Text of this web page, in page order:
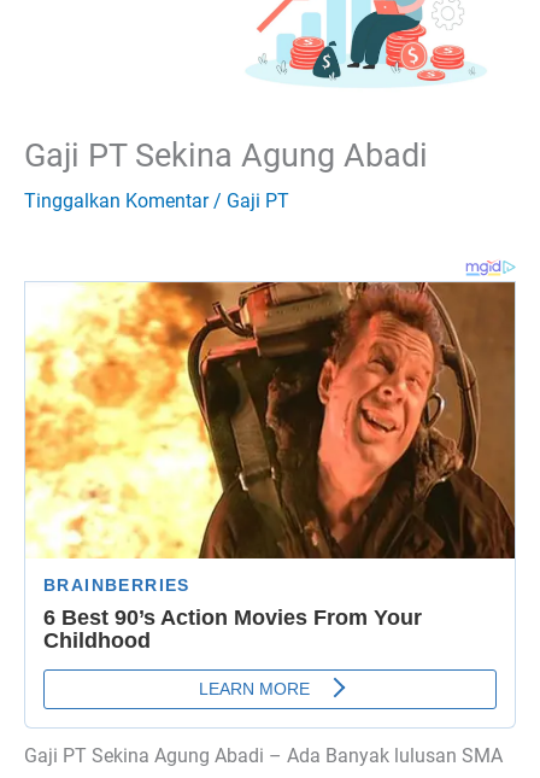
Gaji PT Sekina Agung Abadi
Tinggalkan Komentar / Gaji PT
Gaji PT Sekina Agung Abadi – Ada Banyak lulusan SMA